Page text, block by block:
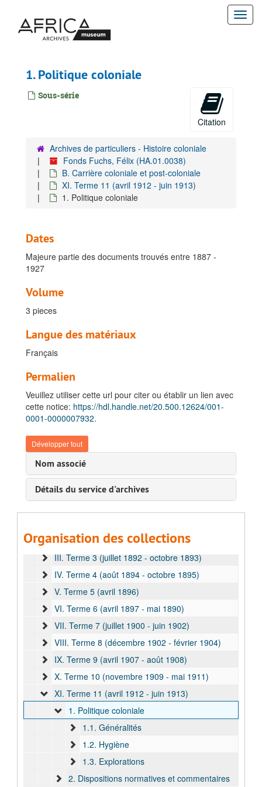
contenu
1. Politique coloniale
Sous-série
Citation
Archives de particuliers - Histoire coloniale
Fonds Fuchs, Félix (HA.01.0038)
B. Carrière coloniale et post-coloniale
XI. Terme 11 (avril 1912 - juin 1913)
1. Politique coloniale
Dates
Majeure partie des documents trouvés entre 1887 -
1927
Volume
3 pieces
Langue des matériaux
Français
Permalien
Veuillez utiliser cette url pour citer ou établir un lien avec
cette notice: https://hdl.handle.net/20.500.12624/001-
0001-0000007932.
Développer tout
Nom associé
Détails du service d'archives
Organisation des collections
Fonds Fuchs, Félix
A. Documents concernant la vie privée de Félix Fuchs
II. Terme 2 (novembre 1889 - septembre 1891)
III. Terme 3 (juillet 1892 - octobre 1893)
IV. Terme 4 (août 1894 - octobre 1895)
V. Terme 5 (avril 1896)
VI. Terme 6 (avril 1897 - mai 1890)
VII. Terme 7 (juillet 1900 - juin 1902)
VIII. Terme 8 (décembre 1902 - février 1904)
IX. Terme 9 (avril 1907 - août 1908)
X. Terme 10 (novembre 1909 - mai 1911)
XI. Terme 11 (avril 1912 - juin 1913)
1. Politique coloniale
1.1. Généralités
1.2. Hygiène
1.3. Explorations
2. Dispositions normatives et commentaires